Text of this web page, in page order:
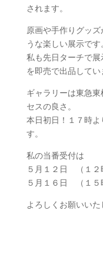
されます。
原画や手作りグッ
うな楽しい展示です
私も先日ターチで
を即売で出品してい
ギャラリーは東急
セスの良さ。
本日初日！１７時
す。
私の当番受付は
５月１２日 （１２
５月１６日 （１５
よろしくお願いいた